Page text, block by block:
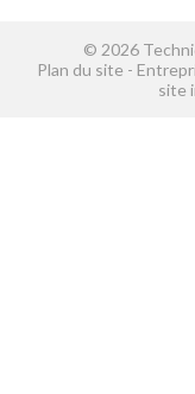
© 2026
Plan du site -
site